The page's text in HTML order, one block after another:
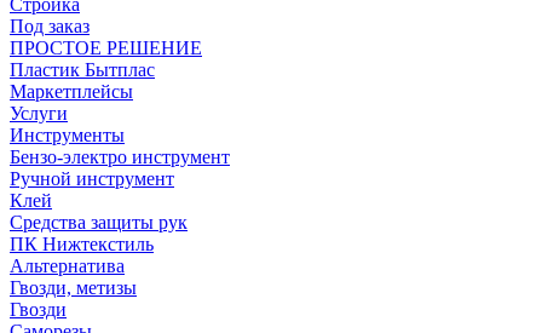
Стройка
Под заказ
ПРОСТОЕ РЕШЕНИЕ
Пластик Бытплас
Маркетплейсы
Услуги
Инструменты
Бензо-электро инструмент
Ручной инструмент
Клей
Средства защиты рук
ПК Нижтекстиль
Альтернатива
Гвозди, метизы
Гвозди